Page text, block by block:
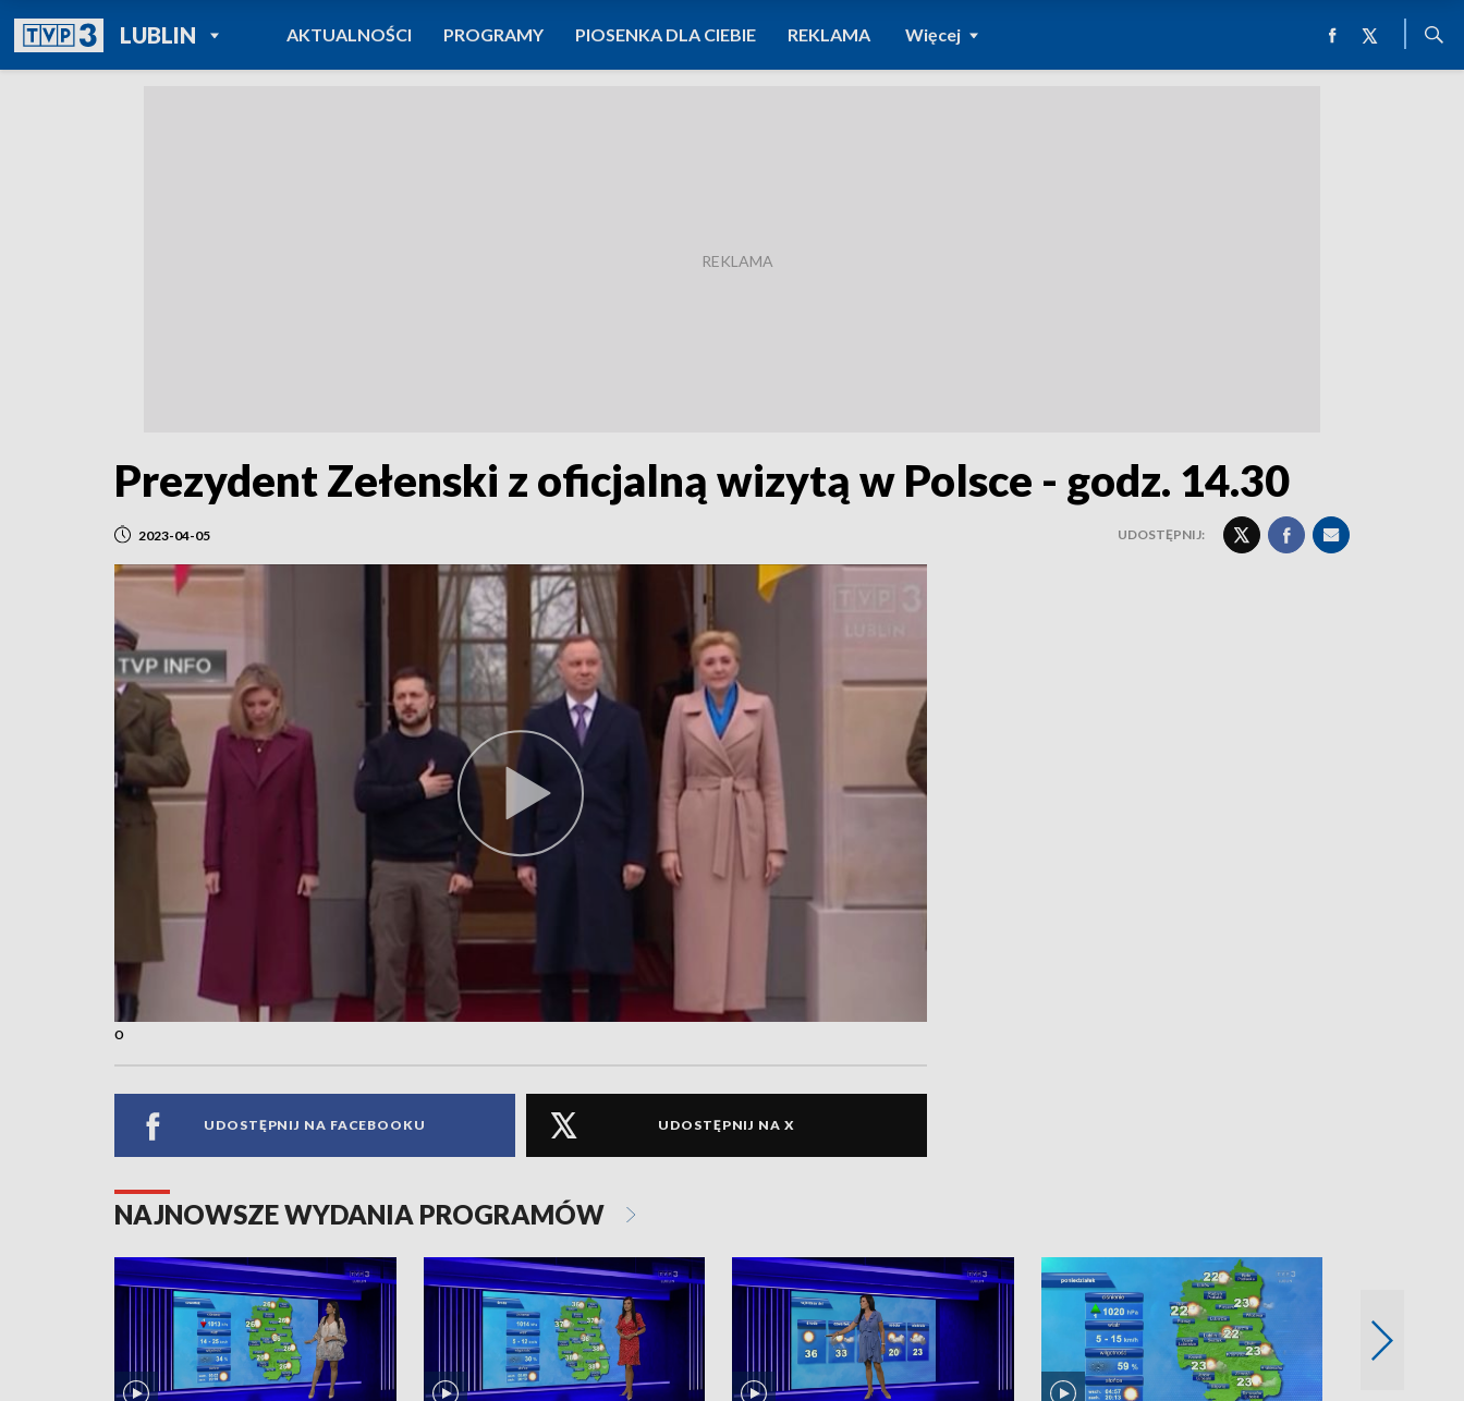
LUBLINPOWRÓT DO
TVP REGIONY
AKTUALNOŚCI PROGRAMY PIOSENKA DLA CIEBIE REKLAMA Więcej
Prezydent Zełenski z oficjalną wizytą w Polsce - godz. 14.30
2023-04-05 UDOSTĘPNIJ:
o
UDOSTĘPNIJ NA FACEBOOKU UDOSTĘPNIJ NA X
NAJNOWSZE WYDANIA PROGRAMÓW